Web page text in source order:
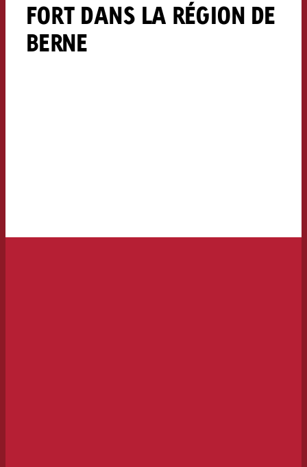
FORT DANS LA RÉGION DE
BERNE